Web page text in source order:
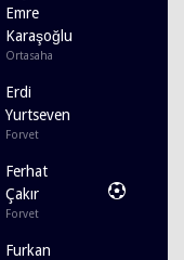
Emre
Karaşoğlu
Ortasaha
Erdi
Yurtseven
Forvet
Ferhat
Çakır
Forvet
Furkan